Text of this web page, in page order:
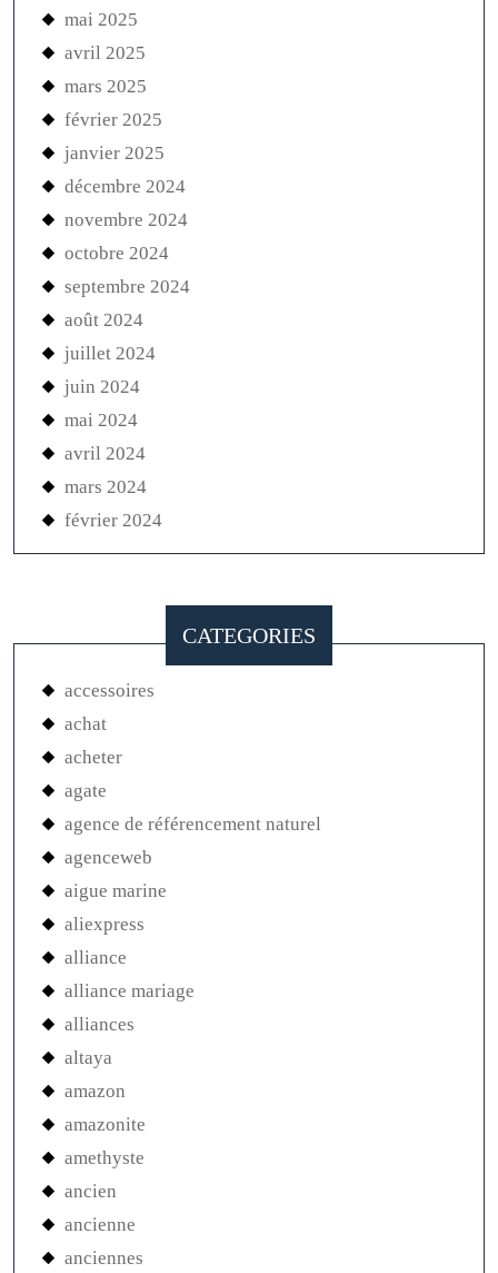
mai 2025
avril 2025
mars 2025
février 2025
janvier 2025
décembre 2024
novembre 2024
octobre 2024
septembre 2024
août 2024
juillet 2024
juin 2024
mai 2024
avril 2024
mars 2024
février 2024
CATEGORIES
accessoires
achat
acheter
agate
agence de référencement naturel
agenceweb
aigue marine
aliexpress
alliance
alliance mariage
alliances
altaya
amazon
amazonite
amethyste
ancien
ancienne
anciennes